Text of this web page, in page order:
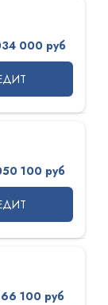
000 руб
100 руб
100 руб